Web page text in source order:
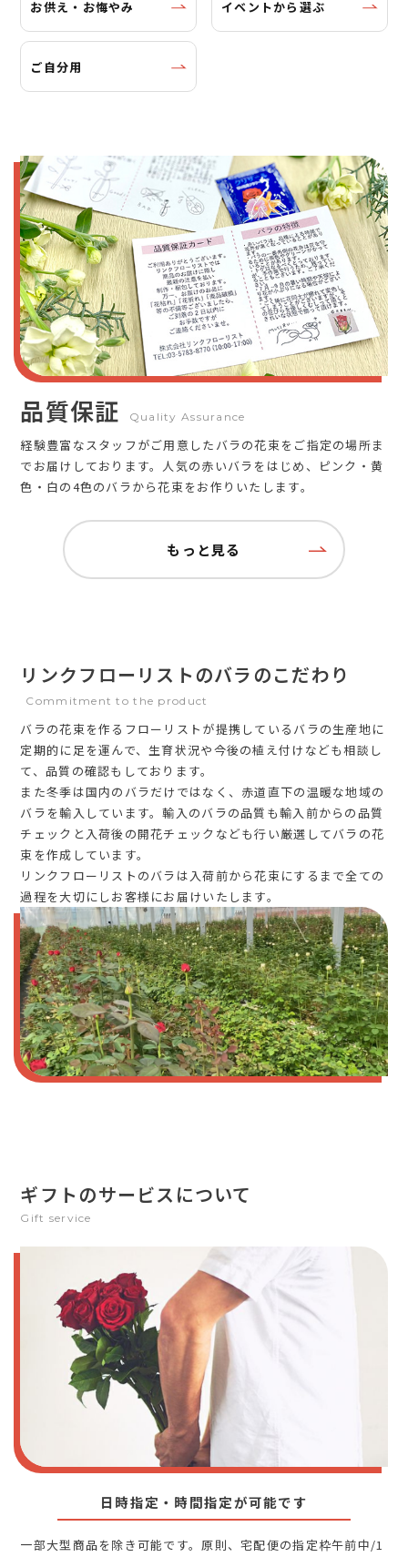
お供え・お悔やみ イベントから選ぶ
ご自分用
品質保証 Quality Assurance
経験豊富なスタッフがご用意したバラの花束をご指定の場所ま
でお届けしております。人気の赤いバラをはじめ、ピンク・黄
色・白の4色のバラから花束をお作りいたします。
もっと見る
リンクフローリストのバラのこだわり
Commitment to the product
バラの花束を作るフローリストが提携しているバラの生産地に
定期的に足を運んで、生育状況や今後の植え付けなども相談し
て、品質の確認もしております。
また冬季は国内のバラだけではなく、赤道直下の温暖な地域の
バラを輸入しています。輸入のバラの品質も輸入前からの品質
チェックと入荷後の開花チェックなども行い厳選してバラの花
束を作成しています。
リンクフローリストのバラは入荷前から花束にするまで全ての
過程を大切にしお客様にお届けいたします。
ギフトのサービスについて
Gift service
日時指定・時間指定が可能です
一部大型商品を除き可能です。原則、宅配便の指定枠午前中/1